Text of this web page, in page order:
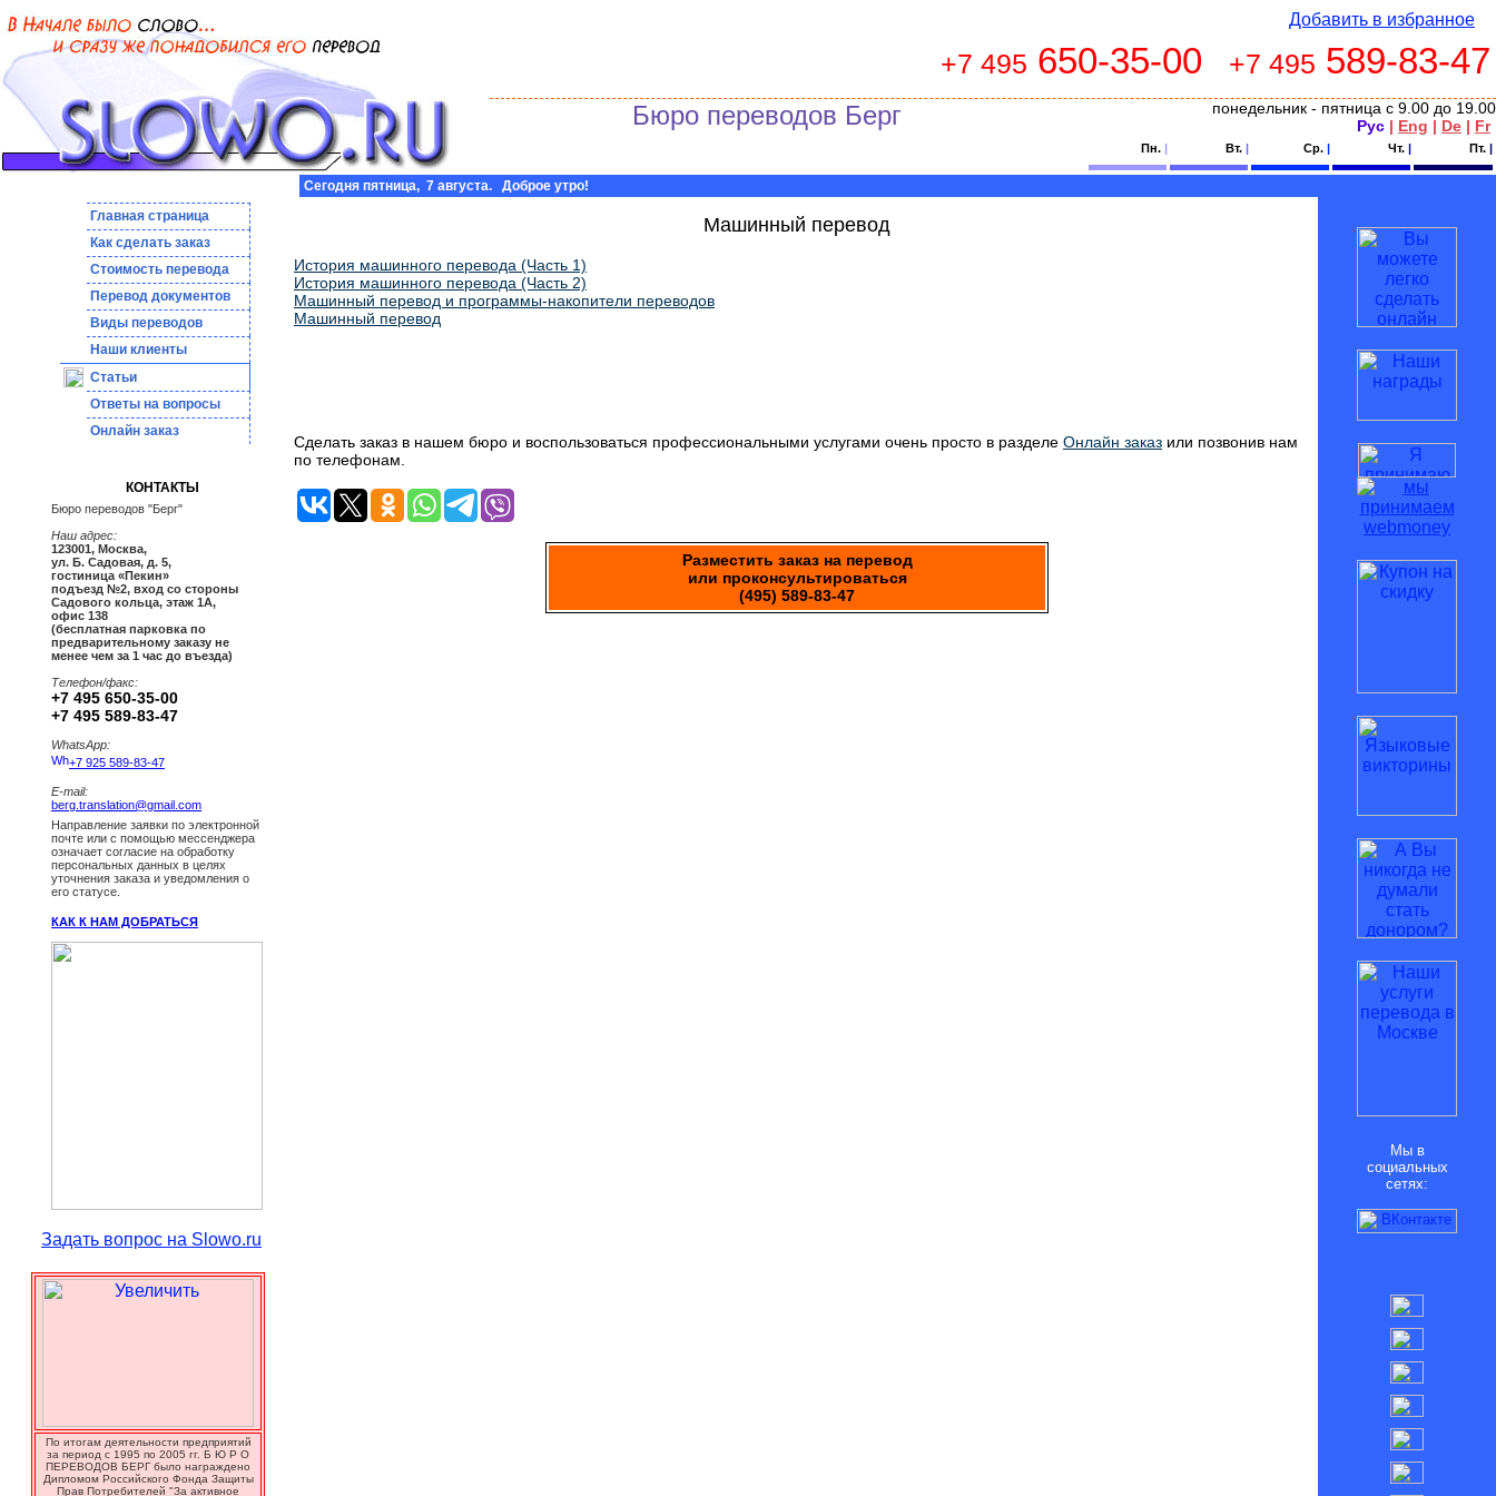
Добавить в избранное
+7 495 650-35-00 +7 495 589-83-47
Бюро переводов Берг
понедельник - пятница с 9.00 до 19.00
Рус | Eng | De | Fr
Пн. | Вт. | Ср. | Чт. | Пт. |
Сегодня пятница, 7 августа. Доброе утро!
Главная страница
Как сделать заказ
Стоимость перевода
Пepeвoд дoкумeнтoв
Виды переводов
Наши клиенты
Статьи
Ответы на вопросы
Онлайн заказ
КОНТАКТЫ
Бюро переводов "Берг"
Наш адрес:
123001, Москва,
ул. Б. Садовая, д. 5,
гостиница «Пекин»
подъезд №2, вход со стороны
Садового кольца, этаж 1А,
офис 138
(бесплатная парковка по
предварительному заказу не
менее чем за 1 час до въезда)
Телефон/факс:
+7 495 650-35-00
+7 495 589-83-47
WhatsApp:
+7 925 589-83-47
E-mail:
berg.translation@gmail.com
Направление заявки по электронной
почте или с помощью мессенджера
означает согласие на обработку
персональных данных в целях
уточнения заказа и уведомления о
его статусе.
КАК К НАМ ДОБРАТЬСЯ
Задать вопрос на Slowo.ru
По итогам деятельности предприятий
за период с 1995 по 2005 гг. Б Ю Р О
ПЕРЕВОДОВ БЕРГ было награждено
Дипломом Российского Фонда Защиты
Прав Потребителей "За активное
Машинный перевод
История машинного перевода (Часть 1)
История машинного перевода (Часть 2)
Машинный перевод и программы-накопители переводов
Машинный перевод
Сделать заказ в нашем бюро и воспользоваться профессиональными услугами очень просто в разделе Онлайн заказ или позвонив нам
по телефонам.
Разместить заказ на перевод
или проконсультироваться
(495) 589-83-47
Мы в
социальных
сетях: